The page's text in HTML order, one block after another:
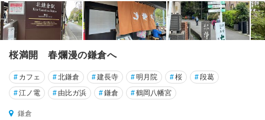
桜満開 春爛漫の鎌倉へ
# カフェ #北鎌倉 #建長寺 #明月院 #桜 #段葛
#江ノ電 # 由比ガ浜 #鎌倉 #鶴岡八幡宮
鎌倉